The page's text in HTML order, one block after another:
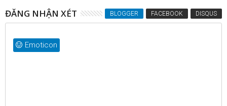
ĐĂNG NHẬN XÉT BLOGGER FACEBOOK DISQUS
Emoticon